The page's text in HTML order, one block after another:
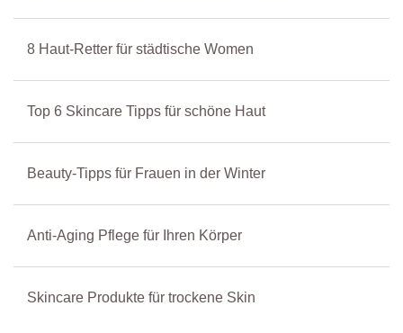
8 Haut-Retter für städtische Women
Top 6 Skincare Tipps für schöne Haut
Beauty-Tipps für Frauen in der Winter
Anti-Aging Pflege für Ihren Körper
Skincare Produkte für trockene Skin